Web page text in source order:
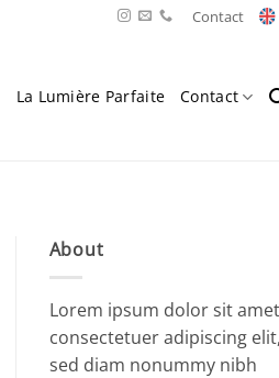
Contact
La Lumière Parfaite Contact
About
Lorem ipsum dolor sit
consectetuer adipiscing elit,
sed diam nonummy nibh